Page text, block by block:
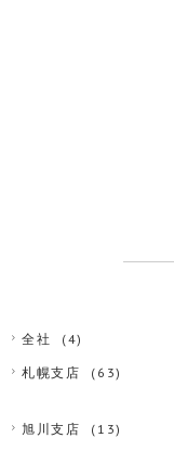
全社 (4)
札幌支店 (63)
旭川支店 (13)